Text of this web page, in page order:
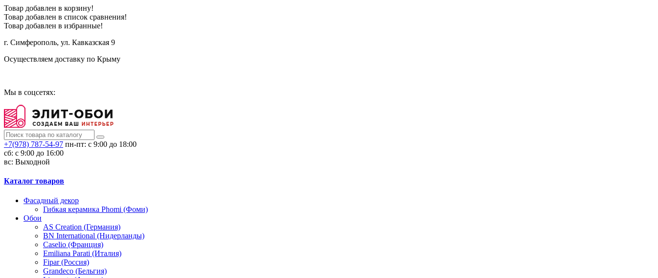
Товар добавлен в корзину!
Товар добавлен в список сравнения!
Товар добавлен в избранные!
г. Симферополь, ул. Кавказская 9
Осуществляем доставку по Крыму
Мы в соцсетях:
+7(978) 787-54-97 пн-пт: с 9:00 до 18:00
сб: c 9:00 до 16:00
вс: Выходной
Каталог товаров
Фасадный декор
Гибкая керамика Phomi (Фоми)
Обои
AS Creation (Германия)
BN International (Нидерланды)
Caselio (Франция)
Emiliana Parati (Италия)
Fipar (Россия)
Grandeco (Бельгия)